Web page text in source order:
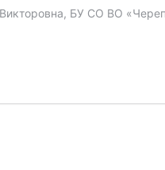
БУ СО ВО